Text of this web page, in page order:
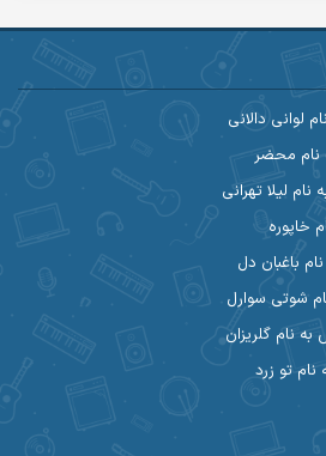
ابوالحسن جاویدان
لوانی دالانی
نام محضر
لیلا تهرانی
خاپوره
باغبان دل
شوتی سوارل
نام گلریزان
تو زرد